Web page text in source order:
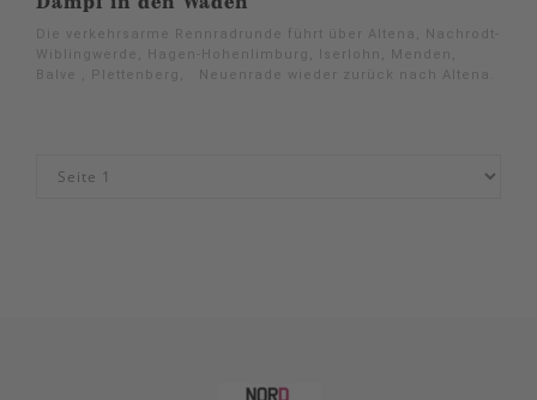
Die verkehrsarme Rennradrunde führt über Altena, Nachrodt-
Wiblingwerde, Hagen-Hohenlimburg, Iserlohn, Menden,
Balve , Plettenberg, Neuenrade wieder zurück nach Altena.